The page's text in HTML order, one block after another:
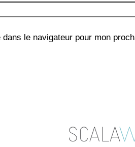
le navigateur pour mon